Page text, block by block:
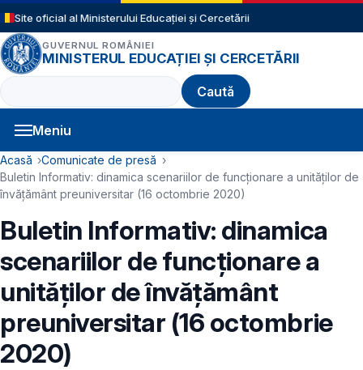
Sari la conținutul principal
Site oficial al Ministerului Educației și Cercetării
GUVERNUL ROMÂNIEI
MINISTERUL EDUCAȚIEI ȘI CERCETĂRII
Caută
Meniu
Navigație principală
Cale de navigare
Acasă
Comunicate de presă
Buletin Informativ: dinamica scenariilor de funcționare a unităților de
învățământ preuniversitar (16 octombrie 2020)
Buletin Informativ: dinamica
scenariilor de funcționare a
unităților de învățământ
preuniversitar (16 octombrie
2020)